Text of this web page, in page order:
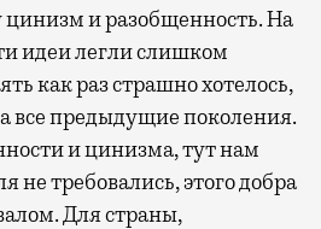
и разобщенность. На
идеи легли слишком
как раз страшно хотелось,
все предыдущие поколения.
и цинизма, тут нам
не требовались, этого добра
Для страны,